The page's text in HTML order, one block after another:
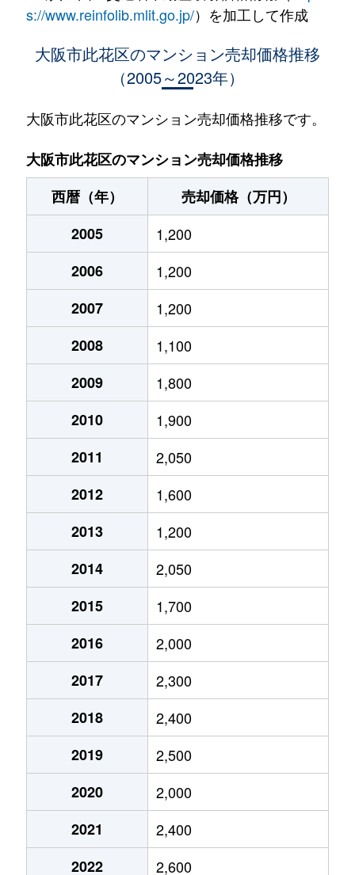
3,300万円 ユニバーサルシティ
島屋
3,700万円 ユニバーサルシティ
島屋
2,800万円 ユニバーサルシティ
島屋
2,800万円 ユニバーサルシティ
2,900万円 ユニバーサルシティ
3,200万円 ユニバーサルシティ
3,300万円 ユニバーサルシティ
3,100万円 ユニバーサルシティ
2,900万円 淀川
2,700万円 淀川
2,700万円 淀川
1,100万円 伝法
2,900万円 伝法
3,200万円 伝法
2,000万円 伝法
1,900万円 伝法
1,800万円 伝法
西九条
2,000万円 西九条
西九条
1,700万円 西九条
西九条
3,300万円 西九条
西九条
2,700万円 西九条
s://www.reinfolib.mlit.go.jp/）を加工して作成
大阪市此花区のマンション売却価格推移
（2005～2023年）
大阪市此花区のマンション売却価格推移です。
大阪市此花区のマンション売却価格推移
西暦（年）
売却価格（万円）
2005
1,200
2006
1,200
2007
1,200
2008
1,100
2009
1,800
2010
1,900
2011
2,050
2012
1,600
2013
1,200
2014
2,050
2015
1,700
2016
2,000
2017
2,300
2018
2,400
2019
2,500
2020
2,000
2021
2,400
2022
2,600